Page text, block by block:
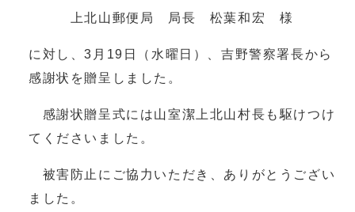
上北山郵便局 局長 松葉和宏 様
に対し、3月19日（水曜日）、吉野警察署長から
感謝状を贈呈しました。
感謝状贈呈式には山室潔上北山村長も駆けつけ
てくださいました。
被害防止にご協力いただき、ありがとうござい
ました。